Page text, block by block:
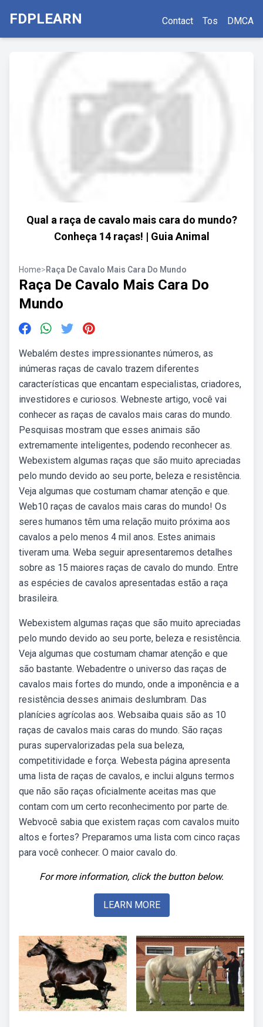
FDPLEARN Contact Tos DMCA
Qual a raça de cavalo mais cara do mundo?
Conheça 14 raças! | Guia Animal
Home>Raça De Cavalo Mais Cara Do Mundo
Raça De Cavalo Mais Cara Do
Mundo
Webalém destes impressionantes números, as
inúmeras raças de cavalo trazem diferentes
características que encantam especialistas, criadores,
investidores e curiosos. Webneste artigo, você vai
conhecer as raças de cavalos mais caras do mundo.
Pesquisas mostram que esses animais são
extremamente inteligentes, podendo reconhecer as.
Webexistem algumas raças que são muito apreciadas
pelo mundo devido ao seu porte, beleza e resistência.
Veja algumas que costumam chamar atenção e que.
Web10 raças de cavalos mais caras do mundo! Os
seres humanos têm uma relação muito próxima aos
cavalos a pelo menos 4 mil anos. Estes animais
tiveram uma. Weba seguir apresentaremos detalhes
sobre as 15 maiores raças de cavalo do mundo. Entre
as espécies de cavalos apresentadas estão a raça
brasileira.
Webexistem algumas raças que são muito apreciadas
pelo mundo devido ao seu porte, beleza e resistência.
Veja algumas que costumam chamar atenção e que
são bastante. Webadentre o universo das raças de
cavalos mais fortes do mundo, onde a imponência e a
resistência desses animais deslumbram. Das
planícies agrícolas aos. Websaiba quais são as 10
raças de cavalos mais caras do mundo. São raças
puras supervalorizadas pela sua beleza,
competitividade e força. Webesta página apresenta
uma lista de raças de cavalos, e inclui alguns termos
que não são raças oficialmente aceitas mas que
contam com um certo reconhecimento por parte de.
Webvocê sabia que existem raças com cavalos muito
altos e fortes? Preparamos uma lista com cinco raças
para você conhecer. O maior cavalo do.
For more information, click the button below.
LEARN MORE